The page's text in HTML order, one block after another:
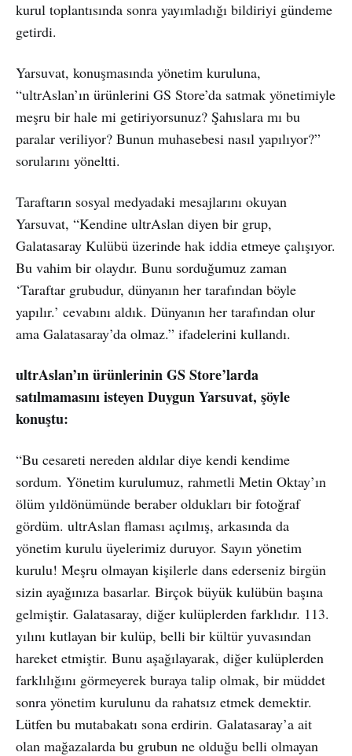
kurul toplantısında sonra yayımladığı bildiriyi gündeme
getirdi.
Yarsuvat, konuşmasında yönetim kuruluna,
“ultrAslan’ın ürünlerini GS Store’da satmak yönetimiyle
meşru bir hale mi getiriyorsunuz? Şahıslara mı bu
paralar veriliyor? Bunun muhasebesi nasıl yapılıyor?”
sorularını yöneltti.
Taraftarın sosyal medyadaki mesajlarını okuyan
Yarsuvat, “Kendine ultrAslan diyen bir grup,
Galatasaray Kulübü üzerinde hak iddia etmeye çalışıyor.
Bu vahim bir olaydır. Bunu sorduğumuz zaman
‘Taraftar grubudur, dünyanın her tarafından böyle
yapılır.’ cevabını aldık. Dünyanın her tarafından olur
ama Galatasaray’da olmaz.” ifadelerini kullandı.
ultrAslan’ın ürünlerinin GS Store’larda
satılmamasını isteyen Duygun Yarsuvat, şöyle
konuştu:
“Bu cesareti nereden aldılar diye kendi kendime
sordum. Yönetim kurulumuz, rahmetli Metin Oktay’ın
ölüm yıldönümünde beraber oldukları bir fotoğraf
gördüm. ultrAslan flaması açılmış, arkasında da
yönetim kurulu üyelerimiz duruyor. Sayın yönetim
kurulu! Meşru olmayan kişilerle dans ederseniz birgün
sizin ayağınıza basarlar. Birçok büyük kulübün başına
gelmiştir. Galatasaray, diğer kulüplerden farklıdır. 113.
yılını kutlayan bir kulüp, belli bir kültür yuvasından
hareket etmiştir. Bunu aşağılayarak, diğer kulüplerden
farklılığını görmeyerek buraya talip olmak, bir müddet
sonra yönetim kurulunu da rahatsız etmek demektir.
Lütfen bu mutabakatı sona erdirin. Galatasaray’a ait
olan mağazalarda bu grubun ne olduğu belli olmayan